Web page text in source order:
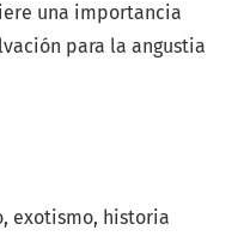
exotismo historia
una importancia
para la angustia